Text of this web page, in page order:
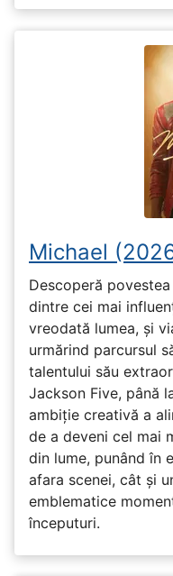
Michael
Descoperă
dintre cei mai
vreodată lumea, și
urmărind parcursul
talentului său
Jackson Five, până
ambiție creativă a
de a deveni cel mai
din lume, punând în
afara scenei, cât și
emblematice
începuturi.